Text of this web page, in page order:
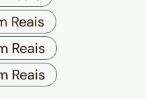
Reais
Reais
Reais